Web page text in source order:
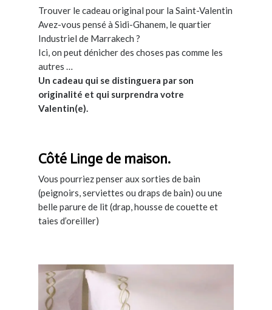
Trouver le cadeau original pour la Saint-Valentin
Avez-vous pensé à Sidi-Ghanem, le quartier
Industriel de Marrakech ?
Ici, on peut dénicher des choses pas comme les
autres …
Un cadeau qui se distinguera par son
originalité et qui surprendra votre
Valentin(e).
Côté Linge de maison.
Vous pourriez penser aux sorties de bain
(peignoirs, serviettes ou draps de bain) ou une
belle parure de lit (drap, housse de couette et
taies d’oreiller)